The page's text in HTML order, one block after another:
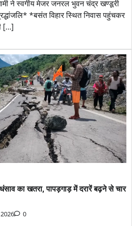
ने स्वर्गीय मेजर जनरल भुवन चंद्र खण्डूरी
*बसंत विहार स्थित निवास पहुंचकर
[…]
का खतरा, पापड़गाड़ में दरारें बढ़ने से चार
0